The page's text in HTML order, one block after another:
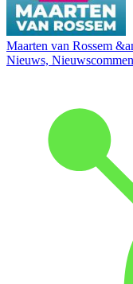
Maarten van Rossem
Nieuws,